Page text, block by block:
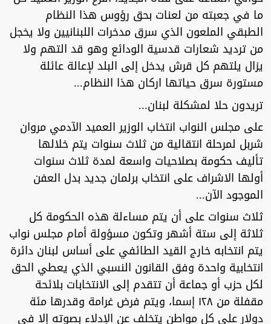
ما في جعبته من لعنات بحق رؤوس هذا النظام
الطبقي الملعون الذي سرق مدخرات اللبنانيين ولا يخجل
من ترديد شعارات قدسية الودائع وهو قد التهم ولا
يزال يلتهم كل قرش يدخل إلى البلد لإعالة عائلة
مستورة سرق حياتها اركان هذا النظام...
تريدون حلا لمشكلة لبنان...
على مجلس النواب انتخاب الوزير العميد الآدمي مروان
شربل لمرحلة انتقالية من ثلاث سنوات يتم خلالها
تأليف حكومة بصلاحيات واسعة لمدة ثلاث سنوات
أولها الاشراف على انتخاب برلمان جديد بدل العفن
الموجود الآن...
ثلاث سنوات على أن يتم مساءلة هذه الحكومة كل
ثلاثة إلى ستة أشهر وتكون مسؤولة أمام مجلس نواب
يتم انتخابه خارج القيد الطائفي على أساس لبنان دائرة
انتخابية واحدة وفق القانون النسبي الذي يعطي الحق
لكل حزب أو جماعة أن تتقدم إلى الانتخابات بلائحة
مقفلة من ١٢٨ إسما، ويتم فرض غرامة وقدرها مئة
دولار على كل مواطن يتخلف عن الإدلاء بصوته إلا في